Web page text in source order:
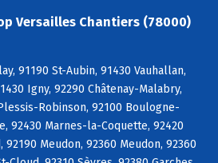
Versailles Chantiers (78000)
91190 St-Aubin, 91430 Vauhallan,
Igny, 92290 Châtenay-Malabry,
Robinson, 92100 Boulogne-
92430 Marnes-la-Coquette, 92420
Meudon, 92360 Meudon, 92360